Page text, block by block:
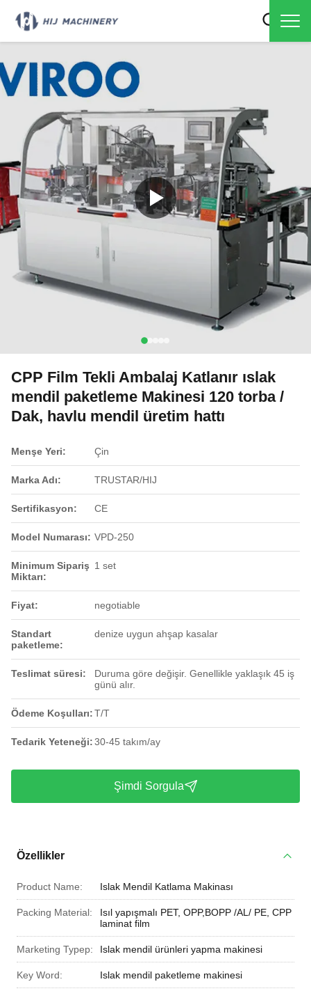
CPP Film Tekli Ambalaj Katlanır ıslak
mendil paketleme Makinesi 120 torba /
Dak, havlu mendil üretim hattı
Menşe Yeri: Çin
Marka Adı: TRUSTAR/HIJ
Sertifikasyon: CE
Model Numarası: VPD-250
Minimum Sipariş
Miktarı:
1 set
Fiyat: negotiable
Standart
paketleme:
denize uygun ahşap kasalar
Teslimat süresi:
Duruma göre değişir. Genellikle yaklaşık 45 iş
günü alır.
Ödeme Koşulları:T/T
Tedarik Yeteneği:30-45 takım/ay
Şimdi Sorgula
Özellikler
Product Name: Islak Mendil Katlama Makinası
Packing Material:
Isıl yapışmalı PET, OPP,BOPP /AL/ PE, CPP
laminat film
Marketing Typep: Islak mendil ürünleri yapma makinesi
Key Word: Islak mendil paketleme makinesi